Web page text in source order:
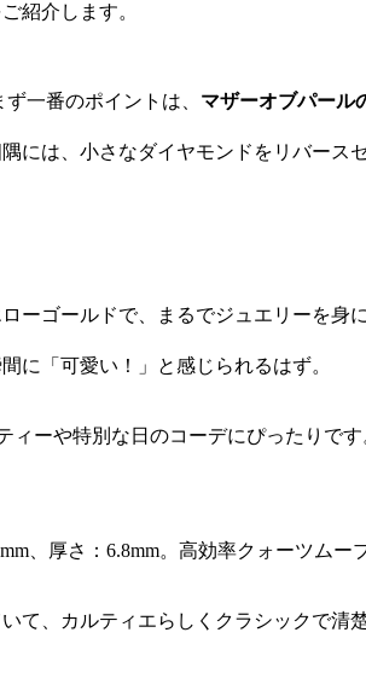
紹介します。
一番のポイントは、 マザーオブパール
には、小さなダイヤモンドをリバース
ーゴールドで、まるでジュエリーを身
に「可愛い！」と感じられるはず。
ーや特別な日のコーデにぴったりで
、厚さ：6.8mm。高効率クォーツムー
、カルティエらしくクラシックで清